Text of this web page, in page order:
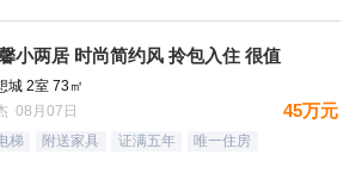
小两居 时尚简约风 拎包入住 很值
城 2室 73㎡
08月07日
45万元
梯 附送家具 证满五年 唯一住房